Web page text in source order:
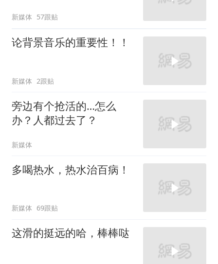
新媒体 57跟贴
论背景音乐的重要性！！
新媒体 2跟贴
旁边有个抢活的…怎么
办？人都过去了？
新媒体
多喝热水，热水治百病！
新媒体 69跟贴
这滑的挺远的哈，棒棒哒